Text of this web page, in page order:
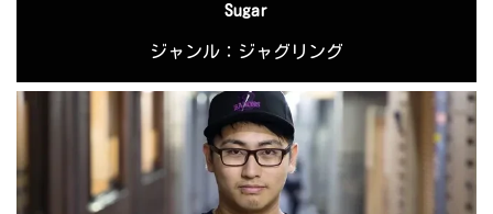
Sugar
ジャンル：ジャグリング